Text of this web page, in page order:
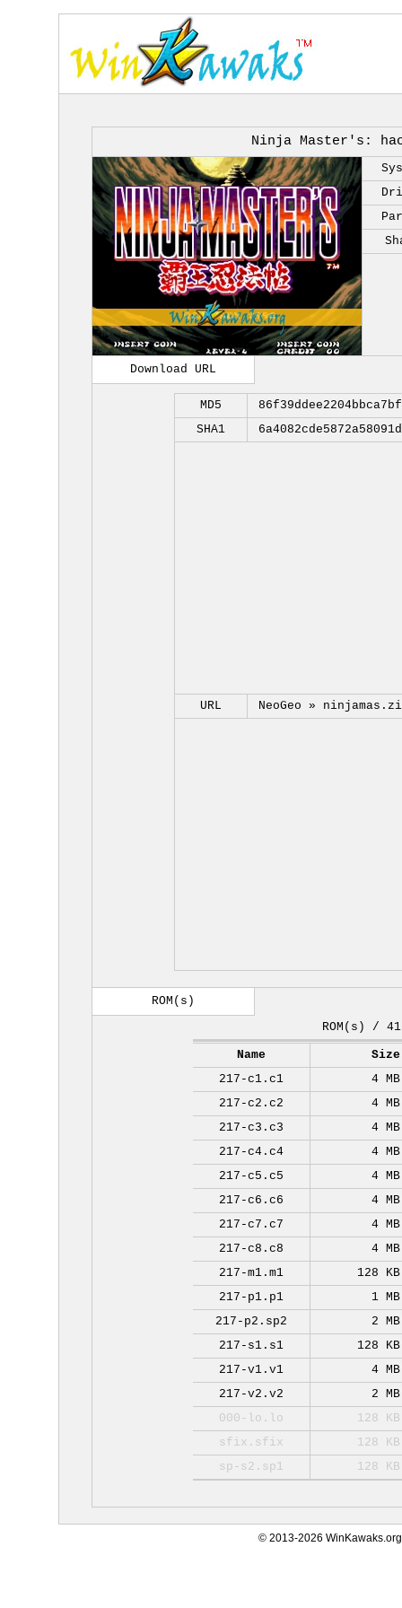
Ninja Master's:
Download URL
MD5
SHA1
URL NeoGeo »
ROM(s)
ROM(s) / 41
Name
Size
217-c1.c1
4 MB
217-c2.c2
4 MB
217-c3.c3
4 MB
217-c4.c4
4 MB
217-c5.c5
4 MB
217-c6.c6
4 MB
217-c7.c7
4 MB
217-c8.c8
4 MB
217-m1.m1
128 KB
217-p1.p1
1 MB
217-p2.sp2
2 MB
217-s1.s1
128 KB
217-v1.v1
4 MB
217-v2.v2
2 MB
000-lo.lo
128 KB
sfix.sfix
128 KB
sp-s2.sp1
128 KB
© 2013-2026